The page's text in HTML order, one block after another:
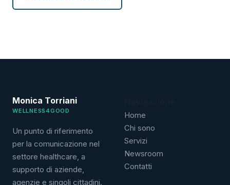
Monica Torriani
WELLNESS4GOOD
Un punto di riferimento
per la comunicazione nel
settore healthcare, a
supporto di aziende,
agenzie e singoli cittadini.
Home
Chi sono
Servizi
Newsroom
Contatti